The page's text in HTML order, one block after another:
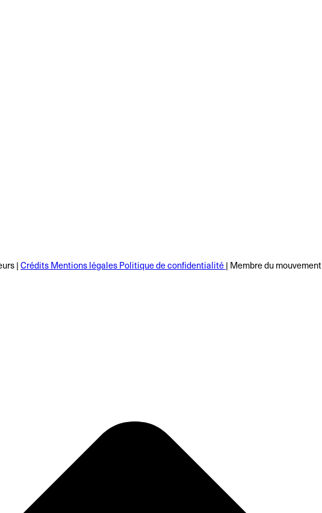
|Crédits Mentions légales Politique de confidentialité| Membre du mouvement